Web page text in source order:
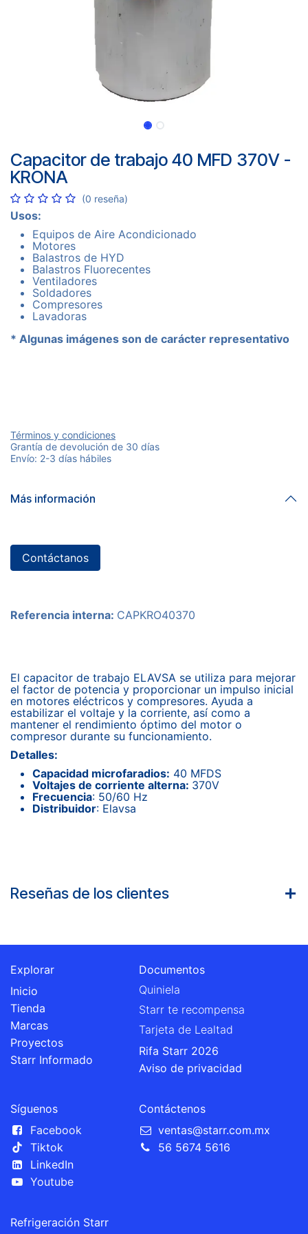
Capacitor de trabajo 40 MFD 370V -
KRONA
(0 reseña)
Usos:
Equipos de Aire Acondicionado
Motores
Balastros de HYD
Balastros Fluorecentes
Ventiladores
Soldadores
Compresores
Lavadoras
* Algunas imágenes son de carácter representativo
Términos y condiciones
Grantía de devolución de 30 días
Envío: 2-3 días hábiles
Más información
Contáctanos
Referencia interna: CAPKRO40370
El capacitor de trabajo ELAVSA se utiliza para mejorar
el factor de potencia y proporcionar un impulso inicial
en motores eléctricos y compresores. Ayuda a
estabilizar el voltaje y la corriente, así como a
mantener el rendimiento óptimo del motor o
compresor durante su funcionamiento.
Detalles:
Capacidad microfaradios: 40 MFDS
Voltajes de corriente alterna: 370V
Frecuencia: 50/60 Hz
Distribuidor: Elavsa
Reseñas de los clientes
Explorar
Inicio
Tienda
Marcas
Proyectos
Starr Informado
Documentos
Quiniela
Starr te recompensa
Tarjeta de Lealtad
Rifa Starr 2026
Aviso de privacidad
Síguenos
Facebook
Tiktok
LinkedIn
Youtube
Contáctenos
ventas@starr.com.mx
56 5674 5616
Refrigeración Starr